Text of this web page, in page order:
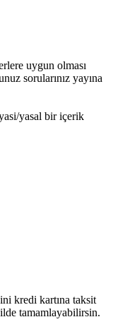
uygun olması
sorularınız yayına
yasal bir içerik
kredi kartına taksit
tamamlayabilirsin.